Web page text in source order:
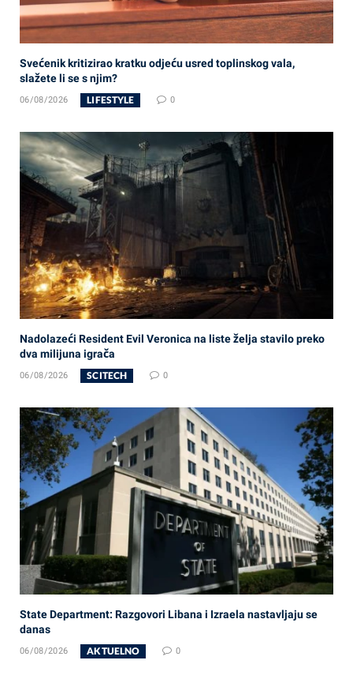
Svećenik kritizirao kratku odjeću usred toplinskog vala,
slažete li se s njim?
06/08/2026 LIFESTYLE 0
Nadolazeći Resident Evil Veronica na liste želja stavilo preko
dva milijuna igrača
06/08/2026 SCITECH 0
State Department: Razgovori Libana i Izraela nastavljaju se
danas
06/08/2026 AKTUELNO 0